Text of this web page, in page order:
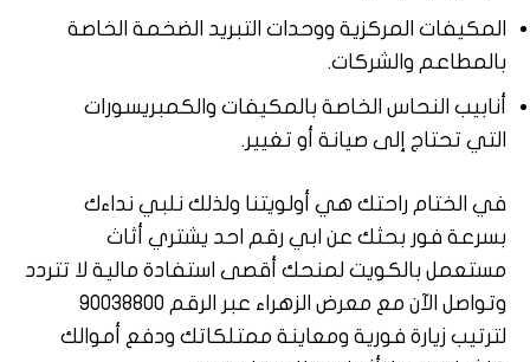
المكيفات المركزية ووحدات التبريد الضخمة الخاصة
بالمطاعم والشركات.
أنابيب النحاس الخاصة بالمكيفات والكمبريسورات
التي تحتاج إلى صيانة أو تغيير.
في الختام راحتك هي أولويتنا ولذلك نلبي نداءك
بسرعة فور بحثك عن ابي رقم احد يشتري أثاث
مستعمل بالكويت لمنحك أقصى استفادة مالية لا تتردد
وتواصل الآن مع معرض الزهراء عبر الرقم 90038800
لترتيب زيارة فورية ومعاينة ممتلكاتك ودفع أموالك